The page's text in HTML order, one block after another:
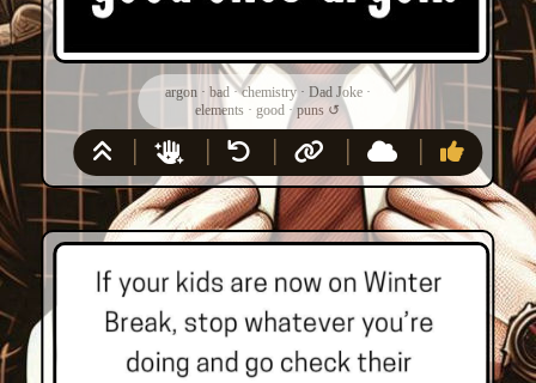
argon· bad·chemistry· Dad Joke·
elements ·good ·puns ↺